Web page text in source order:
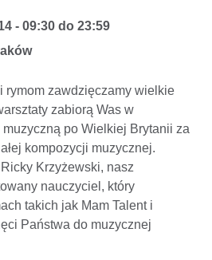
-09:30 do23:59
rymom zawdzięczamy wielkie
zabiorą Was w
po Wielkiej Brytanii za
kompozycji muzycznej.
Krzyżewski, nasz
nauczyciel, który
takich jak Mam Talent i
Państwa do muzycznej